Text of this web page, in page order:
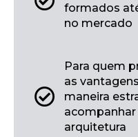
formados
no mercado
Para quem
as
maneira
arquitetura